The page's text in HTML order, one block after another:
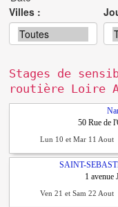
Villes :
Stages de
routière Loire
50 Rue de
Lun 10 et Mar 11 Aout
SAINT-
1 avenue
Ven 21 et Sam 22 Aout